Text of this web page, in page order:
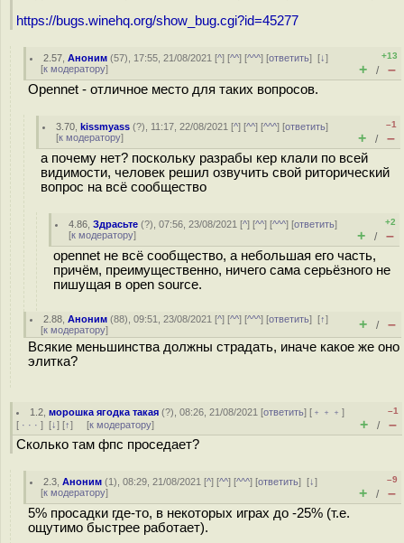
https://bugs.winehq.org/show_bug.cgi?id=45277
2.57 ,Аноним (57), 17:55, 21/08/2021 [^] [^^] [^^^] [ответить][↓]
[к модератору]
+13
+ / –
Opennet - отличное место для таких вопросов.
3.70 ,kissmyass (?), 11:17, 22/08/2021 [^] [^^] [^^^] [ответить]
[к модератору]
–1
+ / –
а почему нет? поскольку разрабы кер клали по всей
видимости, человек решил озвучить свой риторический
вопрос на всё сообщество
4.86 ,Здрасьте (?), 07:56, 23/08/2021 [^] [^^] [^^^] [ответить]
[к модератору]
+2
+ / –
opennet не всё сообщество, а небольшая его часть,
причём, преимущественно, ничего сама серьёзного не
пишущая в open source.
2.88 ,Аноним (88), 09:51, 23/08/2021 [^] [^^] [^^^] [ответить][↑]
[к модератору] + / –
Всякие меньшинства должны страдать, иначе какое же оно
элитка?
1.2 ,морошка ягодка такая (?), 08:26, 21/08/2021 [ответить] [ ﹢﹢﹢]
[ · · · ] [↓] [↑] [к модератору]
–1
+ / –
Сколько там фпс проседает?
2.3 ,Аноним (1), 08:29, 21/08/2021 [^] [^^] [^^^] [ответить][↓]
[к модератору]
–9
+ / –
5% просадки где-то, в некоторых играх до -25% (т.е.
ощутимо быстрее работает).